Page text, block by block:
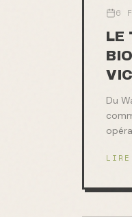
6
LE
Du
LIRE